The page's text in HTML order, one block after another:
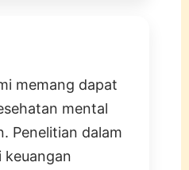
memang dapat
mental
Penelitian dalam
keuangan